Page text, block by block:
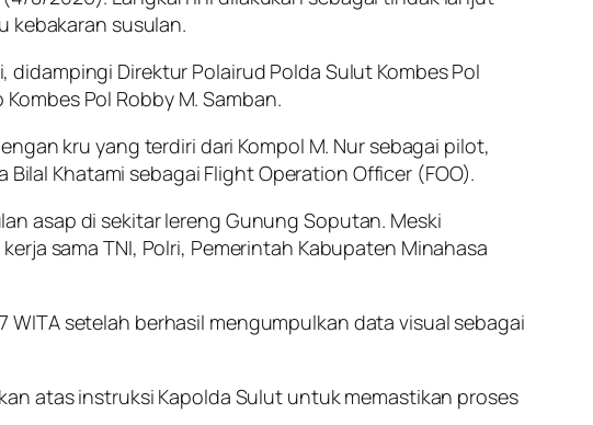
kebakaran susulan.
Direktur Polairud Polda Sulut Kombes Pol
Pol Robby M. Samban.
kru yang terdiri dari Kompol M. Nur sebagai pilot,
Khatami sebagai Flight Operation Officer (FOO).
asap di sekitar lereng Gunung Soputan. Meski
sama TNI, Polri, Pemerintah Kabupaten Minahasa
WITA setelah berhasil mengumpulkan data visual sebagai
atas instruksi Kapolda Sulut untuk memastikan proses